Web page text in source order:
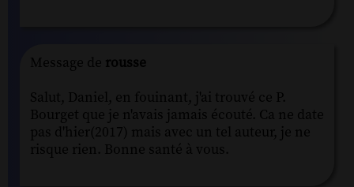
Message de rousse
Salut, Daniel, en fouinant, j'ai trouvé ce P.
Bourget que je n'avais jamais écouté. Ca ne date
pas d'hier(2017) mais avec un tel auteur, je ne
risque rien. Bonne santé à vous.